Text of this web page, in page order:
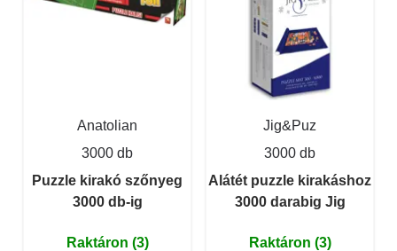
Anatolian
3000 db
Puzzle kirakó szőnyeg
3000 db-ig
Raktáron (3)
Jig&Puz
3000 db
Alátét puzzle kirakáshoz
3000 darabig Jig
Raktáron (3)